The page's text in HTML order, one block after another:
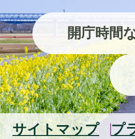
開庁時間
サイトマップ
プ